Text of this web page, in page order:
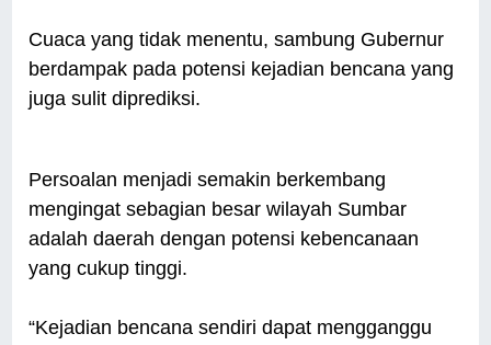
Cuaca yang tidak menentu, sambung Gubernur
berdampak pada potensi kejadian bencana yang
juga sulit diprediksi.
Persoalan menjadi semakin berkembang
mengingat sebagian besar wilayah Sumbar
adalah daerah dengan potensi kebencanaan
yang cukup tinggi.
“Kejadian bencana sendiri dapat mengganggu